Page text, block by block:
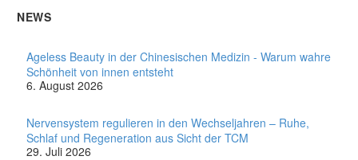
NEWS
Ageless Beauty in der Chinesischen Medizin - Warum wahre
Schönheit von innen entsteht
6. August 2026
Nervensystem regulieren in den Wechseljahren – Ruhe,
Schlaf und Regeneration aus Sicht der TCM
29. Juli 2026